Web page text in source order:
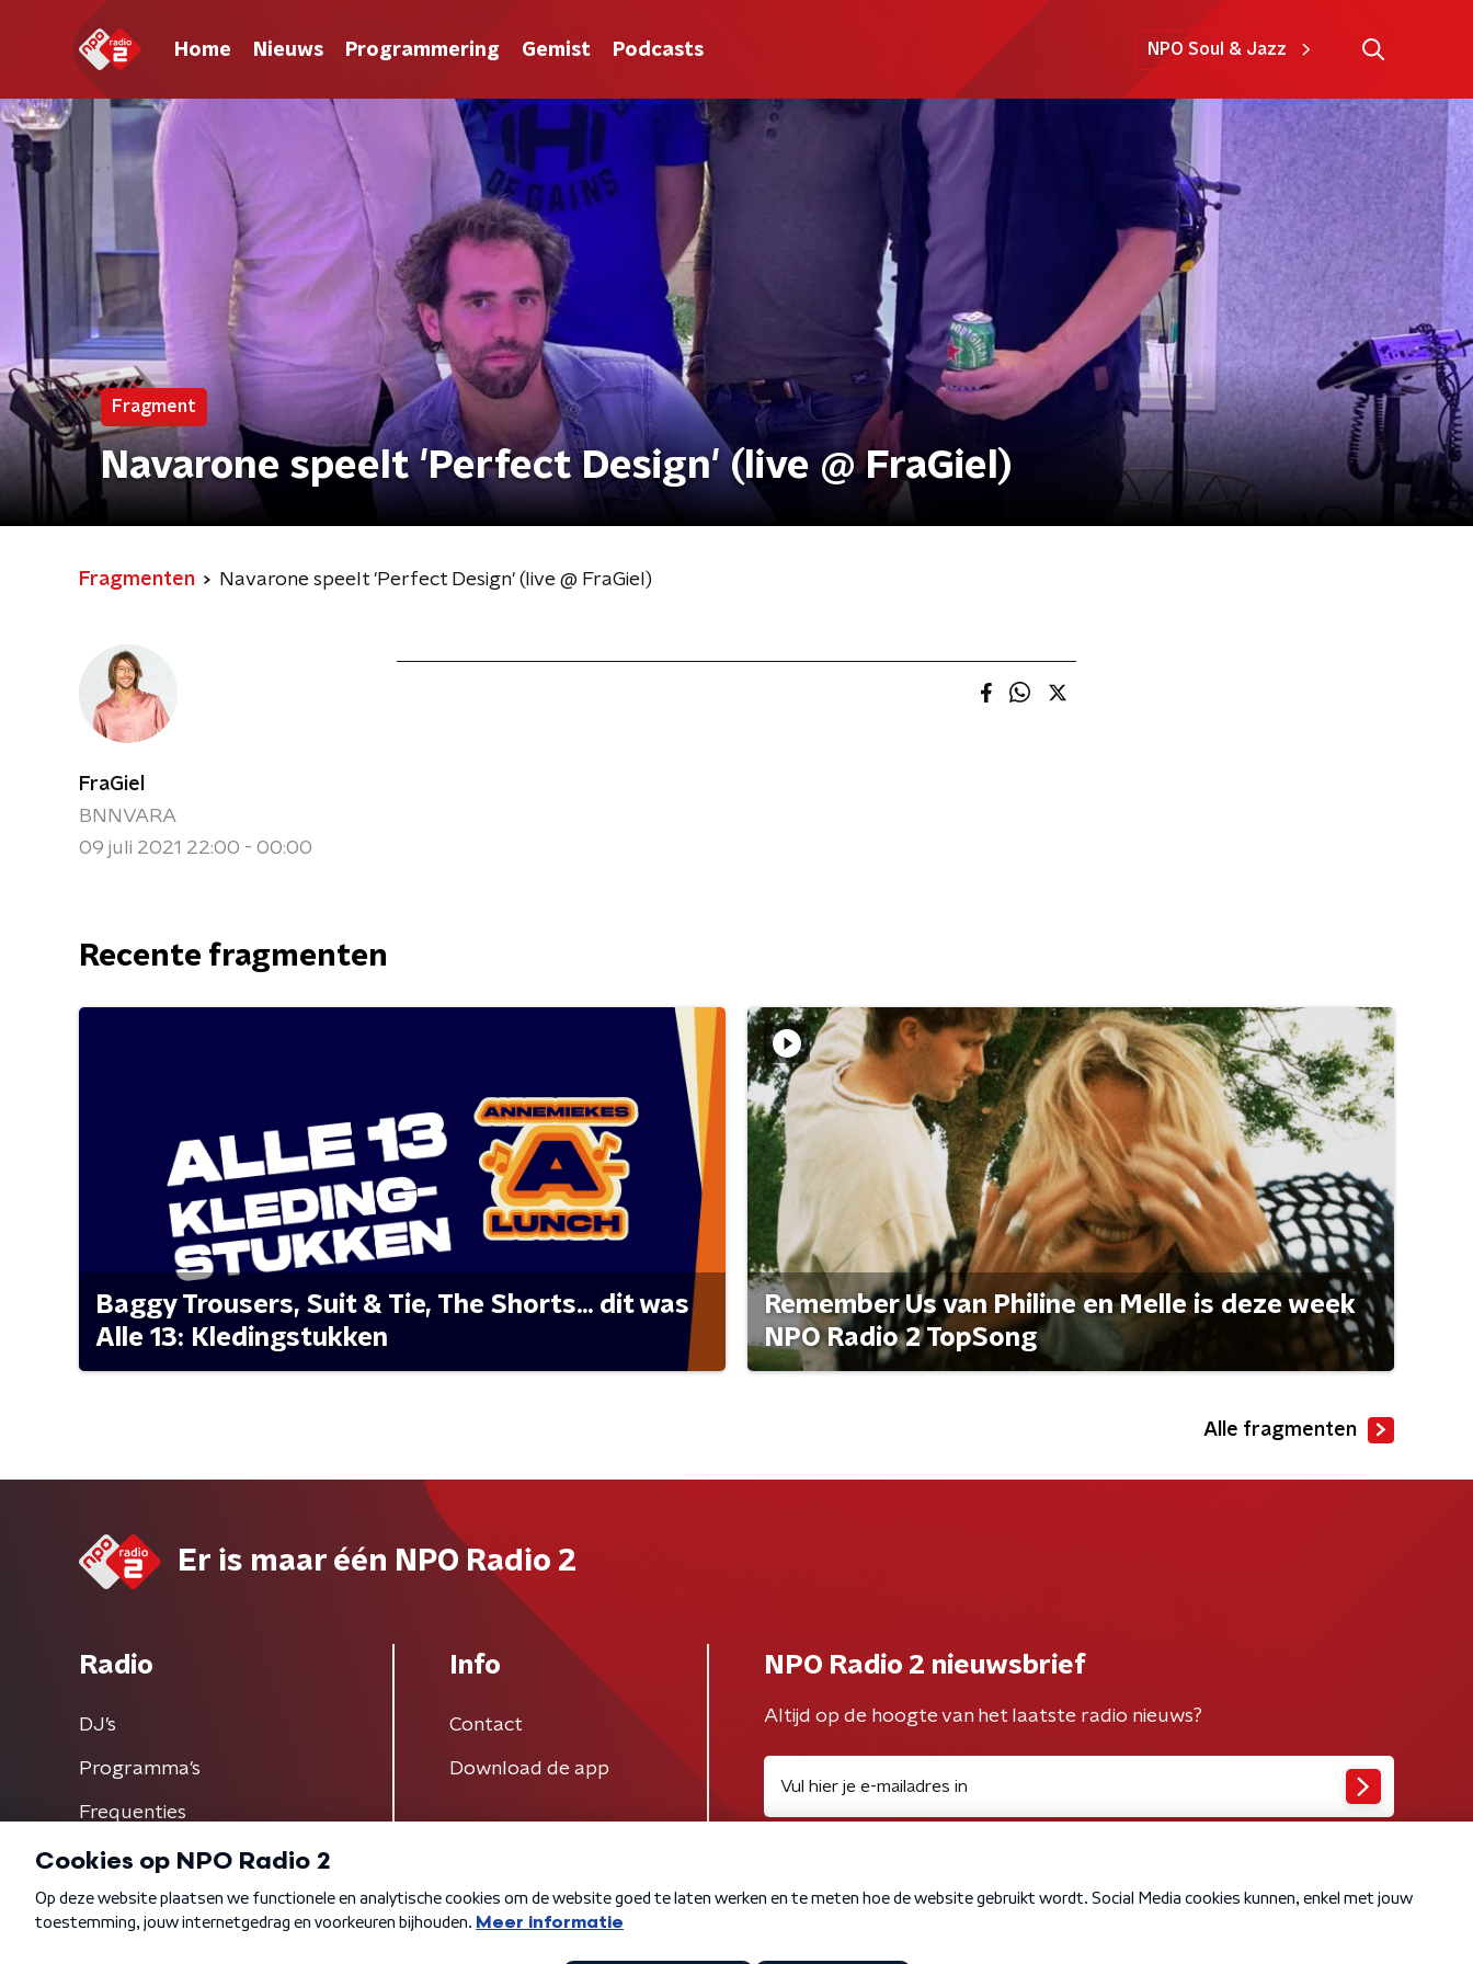
Home Nieuws Programmering Gemist Podcasts NPO Soul & Jazz
Fragment
Navarone speelt 'Perfect Design' (live @ FraGiel)
Fragmenten Navarone speelt 'Perfect Design' (live @ FraGiel)
FraGiel
BNNVARA
09 juli 2021 22:00 - 00:00
Recente fragmenten
Baggy Trousers, Suit & Tie, The Shorts... dit was
Alle 13: Kledingstukken
Remember Us van Philine en Melle is deze week
NPO Radio 2 TopSong
Alle fragmenten
Er is maar één NPO Radio 2
Radio
DJ’s
Programma's
Frequenties
Info
Contact
Download de app
NPO Radio 2 nieuwsbrief
Altijd op de hoogte van het laatste radio nieuws?
Algemene voorwaarden Privacybeleid